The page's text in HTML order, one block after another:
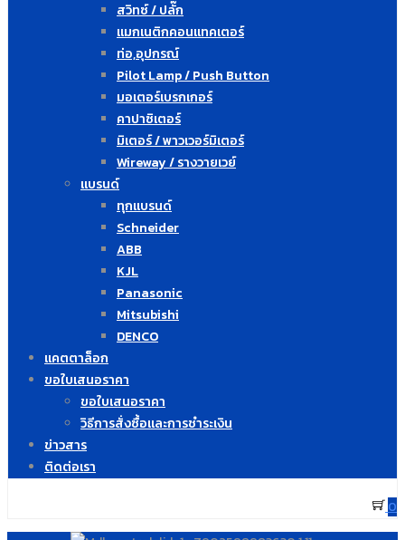
สวิทซ์ / ปลั๊ก
แมกเนติกคอนแทคเตอร์
ท่อ,อุปกรณ์
Pilot Lamp / Push Button
มอเตอร์เบรกเกอร์
คาปาซิเตอร์
มิเตอร์ / พาวเวอร์มิเตอร์
Wireway / รางวายเวย์
แบรนด์
ทุกแบรนด์
Schneider
ABB
KJL
Panasonic
Mitsubishi
DENCO
แคตตาล็อก
ขอใบเสนอราคา
ขอใบเสนอราคา
วิธีการสั่งซื้อและการชำระเงิน
ข่าวสาร
ติดต่อเรา
0